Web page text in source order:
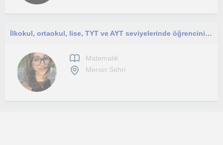
İlkokul, ortaokul, lise, TYT ve AYT seviyelerinde öğrencinin ihtiyacına uygun birebir ders planı hazırlıyorum.
Matematik
Mersin Sehri